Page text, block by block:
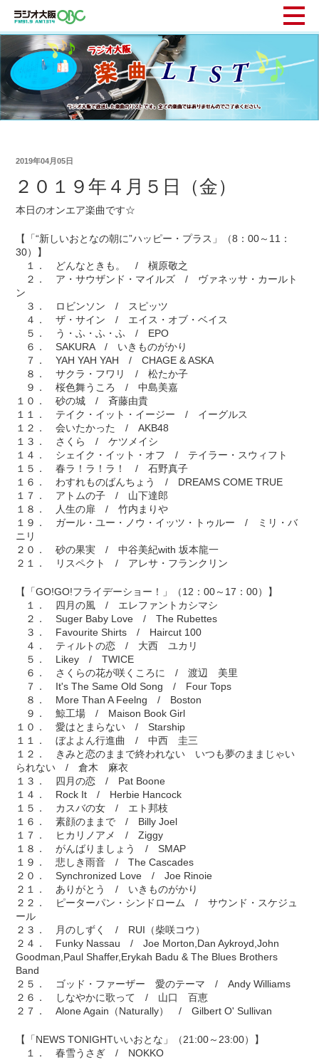
2019年04月05日
２０１９年４月５日（金）
本日のオンエア楽曲です☆
【「“新しいおとなの朝に”ハッピー・プラス」（8：00～11：
30）】
１． どんなときも。 / 槇原敬之
２． ア・サウザンド・マイルズ / ヴァネッサ・カールト
ン
３． ロビンソン / スピッツ
４． ザ・サイン / エイス・オブ・ベイス
５． う・ふ・ふ・ふ / EPO
６． SAKURA / いきものがかり
７． YAH YAH YAH / CHAGE & ASKA
８． サクラ・フワリ / 松たか子
９． 桜色舞うころ / 中島美嘉
１０． 砂の城 / 斉藤由貴
１１． テイク・イット・イージー / イーグルス
１２． 会いたかった / AKB48
１３． さくら / ケツメイシ
１４． シェイク・イット・オフ / テイラー・スウィフト
１５． 春ラ！ラ！ラ！ / 石野真子
１６． わすれものばんちょう / DREAMS COME TRUE
１７． アトムの子 / 山下達郎
１８． 人生の扉 / 竹内まりや
１９． ガール・ユー・ノウ・イッツ・トゥルー / ミリ・バ
ニリ
２０． 砂の果実 / 中谷美紀with 坂本龍一
２１． リスペクト / アレサ・フランクリン
【「GO!GO!フライデーショー！」（12：00～17：00）】
１． 四月の風 / エレファントカシマシ
２． Suger Baby Love / The Rubettes
３． Favourite Shirts / Haircut 100
４． ティルトの恋 / 大西 ユカリ
５． Likey / TWICE
６． さくらの花が咲くころに / 渡辺 美里
７． It's The Same Old Song / Four Tops
８． More Than A Feelng / Boston
９． 鯨工場 / Maison Book Girl
１０． 愛はとまらない / Starship
１１． ぼよよん行進曲 / 中西 圭三
１２． きみと恋のままで終われない いつも夢のままじゃい
られない / 倉木 麻衣
１３． 四月の恋 / Pat Boone
１４． Rock It / Herbie Hancock
１５． カスバの女 / エト邦枝
１６． 素顔のままで / Billy Joel
１７． ヒカリノアメ / Ziggy
１８． がんばりましょう / SMAP
１９． 悲しき雨音 / The Cascades
２０． Synchronized Love / Joe Rinoie
２１． ありがとう / いきものがかり
２２． ピーターパン・シンドローム / サウンド・スケジュ
ール
２３． 月のしずく / RUI（柴咲コウ）
２４． Funky Nassau / Joe Morton,Dan Aykroyd,John
Goodman,Paul Shaffer,Erykah Badu & The Blues Brothers
Band
２５． ゴッド・ファーザー 愛のテーマ / Andy Williams
２６． しなやかに歌って / 山口 百恵
２７． Alone Again（Naturally） / Gilbert O' Sullivan
【「NEWS TONIGHTいいおとな」（21:00～23:00）】
１． 春雪うさぎ / NOKKO